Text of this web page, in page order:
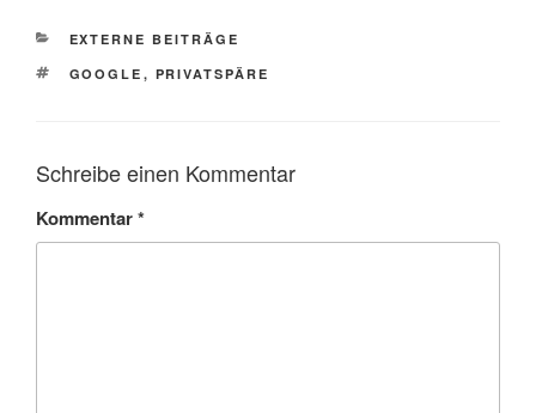
KATEGORIEN
EXTERNE BEITRÄGE
SCHLAGWÖRTER
GOOGLE , PRIVATSPÄRE
Schreibe einen Kommentar
Kommentar*